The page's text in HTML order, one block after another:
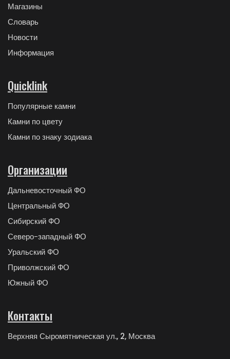
Магазины
Словарь
Новости
Информация
Quicklink
Популярные камни
Камни по цвету
Камни по знаку зодиака
Организации
Дальневосточный ФО
Центральный ФО
Сибирский ФО
Северо-западный ФО
Уральский ФО
Приволжский ФО
Южный ФО
Контакты
Верхняя Сыромятническая ул., 2, Москва